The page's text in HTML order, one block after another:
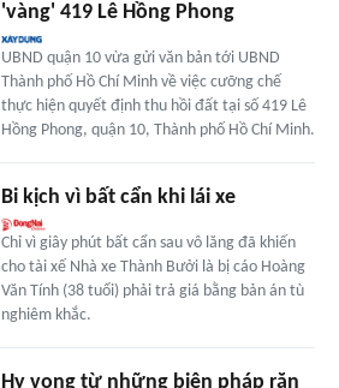
'vàng' 419 Lê Hồng Phong
UBND quận 10 vừa gửi văn bản tới UBND
Thành phố Hồ Chí Minh về việc cưỡng chế
thực hiện quyết định thu hồi đất tại số 419 Lê
Hồng Phong, quận 10, Thành phố Hồ Chí Minh.
Bi kịch vì bất cẩn khi lái xe
Chỉ vì giây phút bất cẩn sau vô lăng đã khiến
cho tài xế Nhà xe Thành Bưởi là bị cáo Hoàng
Văn Tính (38 tuổi) phải trả giá bằng bản án tù
nghiêm khắc.
Hy vọng từ những biện pháp răn